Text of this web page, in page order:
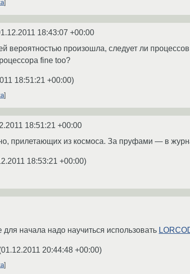
18:43:07 +00:00
вероятностью произошла, следует ли
fine too?
18:51:21 +00:00)
18:51:21 +00:00
прилетающих из космоса. За пруфами — в
18:53:21 +00:00)
начала надо научиться использовать
01.12.2011 20:44:48 +00:00)